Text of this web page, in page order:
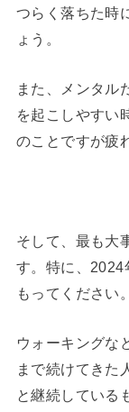
つらく落ちた時
ょう。
また、メンタル
を起こしやすい
のことですが疲
そして、最も大
す。特に、2024
もってください。
ウォーキングな
まで続けてきた
と継続している